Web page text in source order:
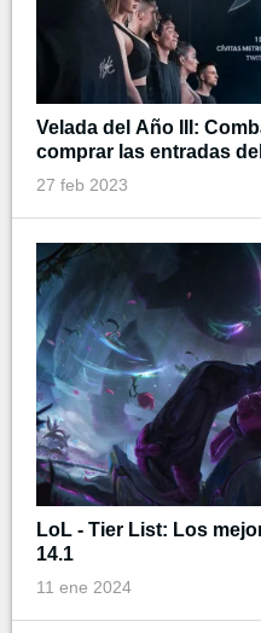
Velada del Año III:
comprar las entradas
27 feb 2023
LoL - Tier List: Los
14.1
11 ene 2024